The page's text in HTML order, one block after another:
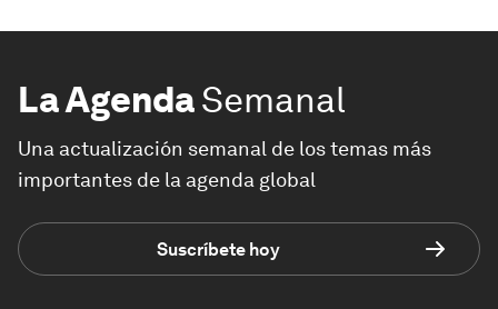
La AgendaSemanal
Una actualización semanal de los temas más
importantes de la agenda global
Suscríbete hoy